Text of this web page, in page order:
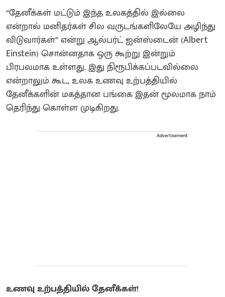
“தேனீக்கள் மட்டும் இந்த உலகத்தில் இல்லை
என்றால் மனிதர்கள் சில வருடங்களிலேயே அழிந்து
விடுவார்கள்” என்று ஆல்பர்ட் ஐன்ஸ்டைன் (Albert
Einstein) சொன்னதாக ஒரு கூற்று இன்றும்
பிரபலமாக உள்ளது. இது நிரூபிக்கப்படவில்லை
என்றாலும் கூட, உலக உணவு உற்பத்தியில்
தேனீக்களின் மகத்தான பங்கை இதன் மூலமாக நாம்
தெரிந்து கொள்ள முடிகிறது.
Advertisement
உணவு உற்பத்தியில் தேனீக்கள்!